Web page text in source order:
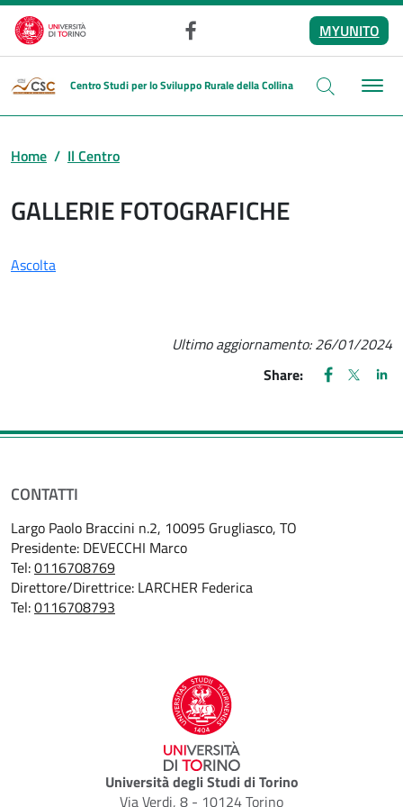
Salta al contenuto principale
Facebook
MYUNITO
Centro Studi per lo Sviluppo Rurale della Collina
Home Il Centro
GALLERIE FOTOGRAFICHE
Ascolta
Ultimo aggiornamento:26/01/2024
Share:
FACEBOOK
(apre una
X
(apre
CONTATTI
Largo Paolo Braccini n.2, 10095 Grugliasco, TO
Presidente: DEVECCHI Marco
Tel:0116708769
Direttore/Direttrice: LARCHER Federica
Tel:0116708793
Università degli Studi di Torino
Via Verdi, 8 - 10124 Torino